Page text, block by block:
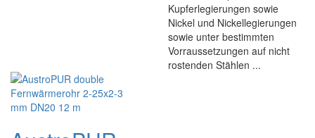
Kupferlegierungen sowie
Nickel und Nickellegierungen
sowie unter bestimmten
Vorraussetzungen auf nicht
rostenden Stählen ...